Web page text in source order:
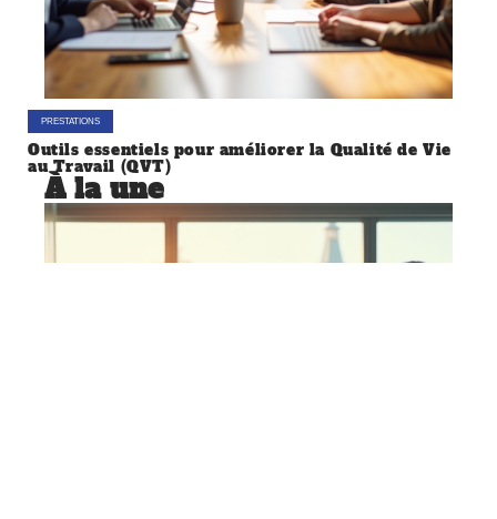
PRESTATIONS
Outils essentiels pour améliorer la Qualité de Vie
au Travail (QVT)
À la une